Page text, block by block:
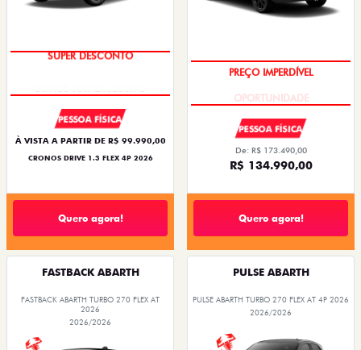
SUPER DESCONTO
PESSOA FÍSICA
À VISTA A PARTIR DE R$ 99.990,00
CRONOS DRIVE 1.3 FLEX 4P 2026
Quero agora!
PREÇO IMPERDÍVEL
PESSOA FÍSICA
De: R$ 173.490,00
R$ 134.990,00
Quero agora!
FASTBACK ABARTH
FASTBACK ABARTH TURBO 270 FLEX AT
2026
2026/2026
PULSE ABARTH
PULSE ABARTH TURBO 270 FLEX AT 4P 2026
2026/2026